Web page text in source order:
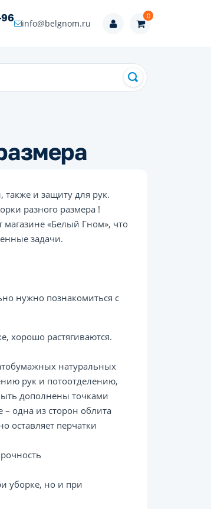
info@belgnom.ru
0
и защиту для рук.
разного размера !
«Белый Гном», что
задачи.
нужно познакомиться с
хорошо растягиваются.
натуральных
рук и потоотделению,
дополнены точками
одна из сторон облита
оставляет перчатки
уборке, но и при